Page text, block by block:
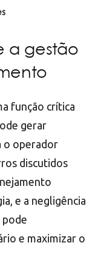
a gestão
função crítica
gerar
o operador
discutidos
e a negligência
pode
e maximizar o